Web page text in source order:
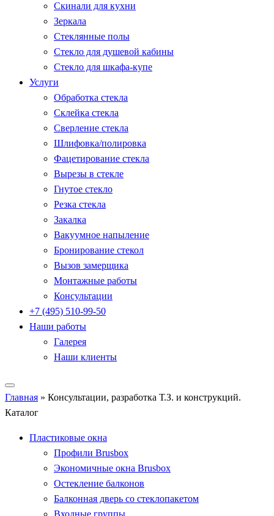
Скинали для кухни
Зеркала
Стеклянные полы
Стекло для душевой кабины
Стекло для шкафа-купе
Услуги
Обработка стекла
Склейка стекла
Сверление стекла
Шлифовка/полировка
Фацетирование стекла
Вырезы в стекле
Гнутое стекло
Резка стекла
Закалка
Вакуумное напыление
Бронирование стекол
Вызов замерщика
Монтажные работы
Консультации
+7 (495) 510-99-50
Наши работы
Галерея
Наши клиенты
Главная » Консультации, разработка Т.З. и конструкций.
Каталог
Пластиковые окна
Профили Brusbox
Экономичные окна Brusbox
Остекление балконов
Балконная дверь со стеклопакетом
Входные группы